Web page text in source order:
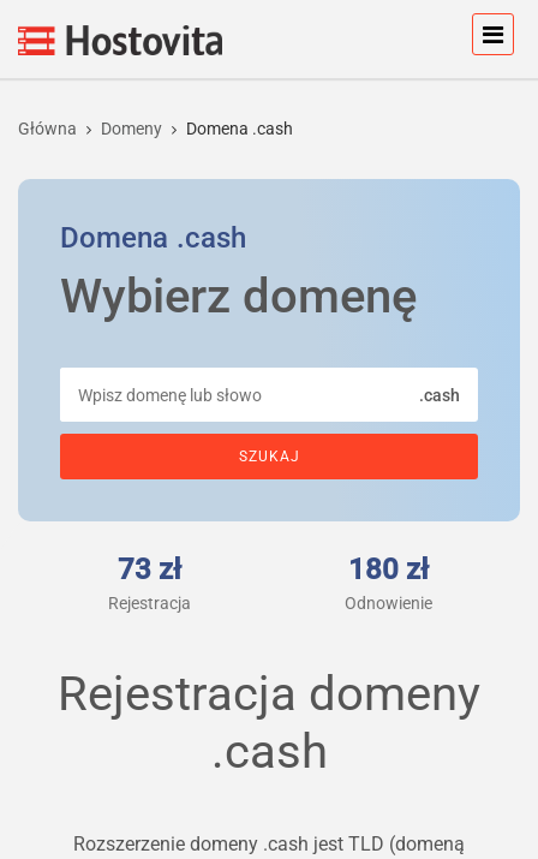
Główna Domeny Domena .cash
Domena .cash
Wybierz domenę
.cash
73 zł
Rejestracja
180 zł
Odnowienie
Rejestracja domeny
.cash
Rozszerzenie domeny .cash jest TLD (domeną